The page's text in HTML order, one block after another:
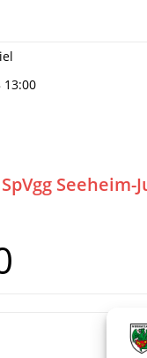
13:00
SpVgg Seeheim-